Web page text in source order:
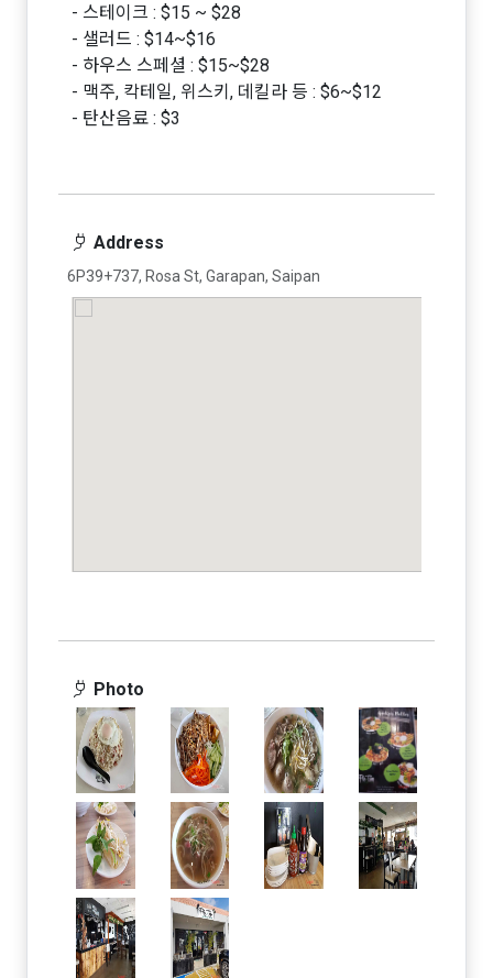
- 스테이크 : $15 ~ $28
- 샐러드 : $14~$16
- 하우스 스페셜 : $15~$28
- 맥주, 칵테일, 위스키, 데킬라 등 : $6~$12
- 탄산음료 : $3
Address
6P39+737, Rosa St, Garapan, Saipan
Photo